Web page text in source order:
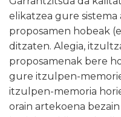
elikatzea gure
proposamen hobeak
ditzaten. Alegia,
proposamenak bere
gure itzulpen-
itzulpen-memoria
orain artekoena